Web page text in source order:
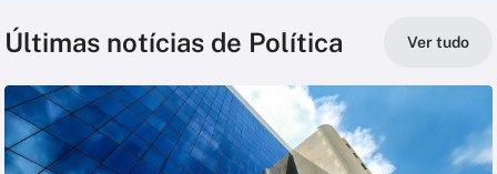
Últimas notícias de Política Ver tudo